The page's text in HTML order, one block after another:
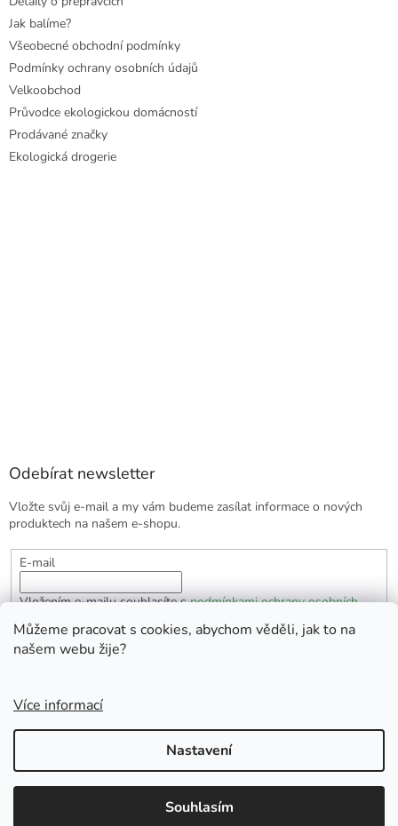
Můžeme pracovat s cookies, abychom věděli, jak to na
našem webu žije?
Více informací
Nastavení
Souhlasím
Jak balíme?
Všeobecné obchodní podmínky
Podmínky ochrany osobních údajů
Velkoobchod
Průvodce ekologickou domácností
Prodávané značky
Ekologická drogerie
Odebírat newsletter
Vložte svůj e-mail a my vám budeme zasílat informace o nových
produktech na našem e-shopu.
E-mail
Vložením e-mailu souhlasíte spodmínkami ochrany osobních
údajů
PŘIHLÁSIT SE
vyhrazena.